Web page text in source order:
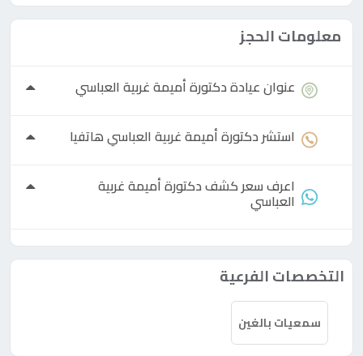
معلومات الحجز
عنوان عيادةدكتورةأميمة غربية العباسي
استشردكتورةأميمة غربية العباسي هاتفيا
اعرف سعر كشفدكتورةأميمة غربية
العباسي
التخصصات الفرعية
سمعيات بالغين